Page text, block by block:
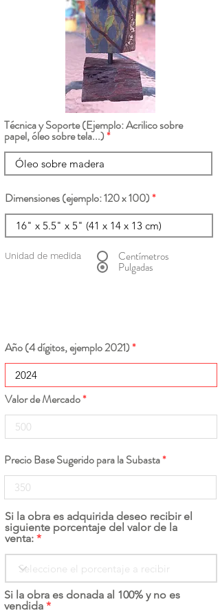
Técnica y Soporte (Ejemplo: Acrilico sobre
papel, óleo sobre tela...)
Dimensiones (ejemplo: 120 x 100)
Unidad de medida Centímetros
Pulgadas
Año (4 dígitos, ejemplo 2021)
Valor de Mercado
Precio Base Sugerido para la Subasta
Si la obra es adquirida deseo recibir el
siguiente porcentaje del valor de la
venta:
Si la obra es donada al 100% y no es
vendida